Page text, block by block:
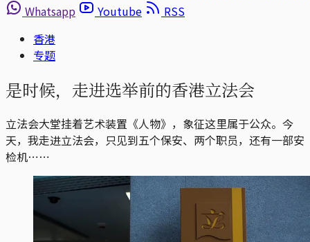
Whatsapp
Youtube
RSS
香港
专题
是时候，走进选举前的香港立法会
立法会大堂挂着艺术装置《人物》，象征这里属于公众。今
天，我走进立法会，只见到五个保安、两个职员，还有一部安
检机⋯⋯